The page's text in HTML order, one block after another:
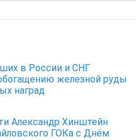
в России и СНГ
железной руды
наград
Александр Хинштейн
ГОКа с Днём